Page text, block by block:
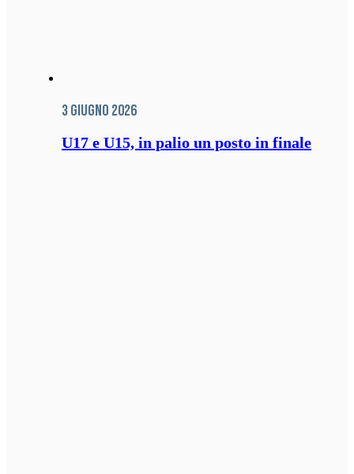
3 Giugno 2026
U17 e U15, in palio un posto in finale